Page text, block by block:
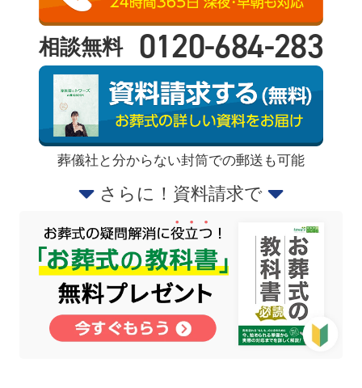
相談無料 0120-684-283
葬儀社と分からない封筒での郵送も可能
さらに！資料請求で